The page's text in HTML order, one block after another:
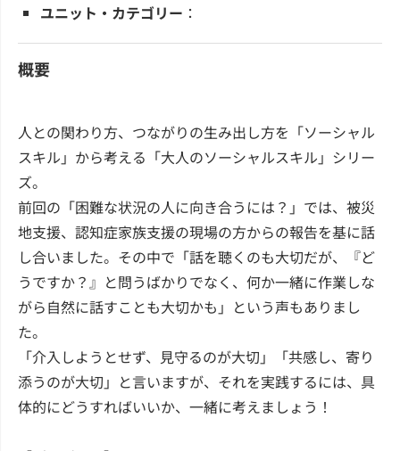
ユニット・カテゴリー ：
概要
人との関わり方、つながりの生み出し方を「ソーシャル
スキル」から考える「大人のソーシャルスキル」シリー
ズ。
前回の「困難な状況の人に向き合うには？」では、被災
地支援、認知症家族支援の現場の方からの報告を基に話
し合いました。その中で「話を聴くのも大切だが、『ど
うですか？』と問うばかりでなく、何か一緒に作業しな
がら自然に話すことも大切かも」という声もありまし
た。
「介入しようとせず、見守るのが大切」「共感し、寄り
添うのが大切」と言いますが、それを実践するには、具
体的にどうすればいいか、一緒に考えましょう！